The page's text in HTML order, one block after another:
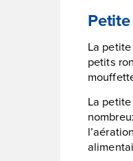
La
petits
La